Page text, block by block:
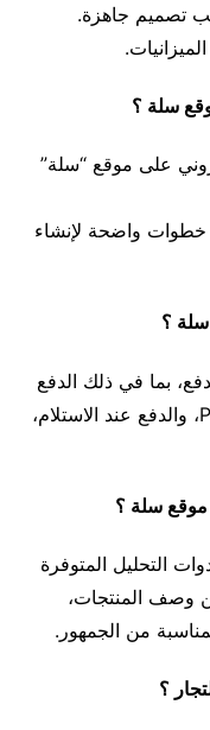
تصميم جاهزة.
سلة ؟
على موقع “سلة”
خطوات واضحة لإنشاء
سلة ؟
بما في ذلك الدفع
الإلكتروني عبر بطاقات الائتمان، PayPal، والدفع عند الاستلام،
موقع سلة ؟
التحليل المتوفرة
وصف المنتجات،
من الجمهور.
؟